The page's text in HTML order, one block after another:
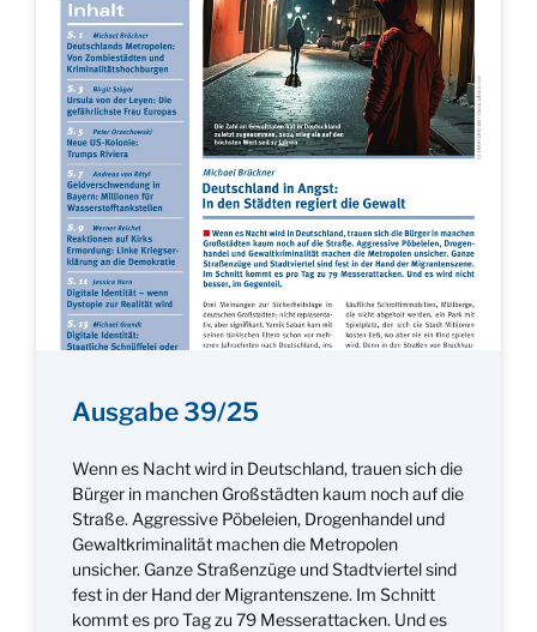
Ausgabe 39/25
Wenn es Nacht wird in Deutschland, trauen sich die
Bürger in manchen Großstädten kaum noch auf die
Straße. Aggressive Pöbeleien, Drogenhandel und
Gewaltkriminalität machen die Metropolen
unsicher. Ganze Straßenzüge und Stadtviertel sind
fest in der Hand der Migrantenszene. Im Schnitt
kommt es pro Tag zu 79 Messerattacken. Und es